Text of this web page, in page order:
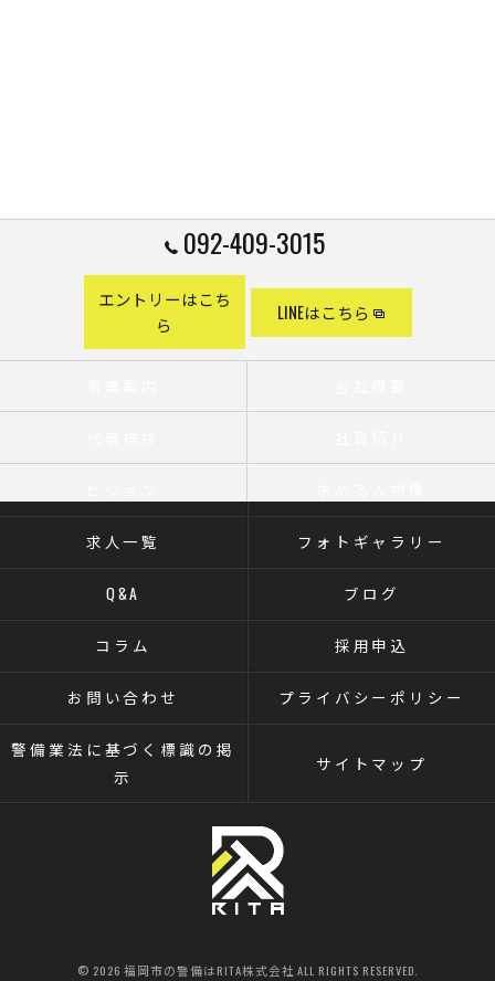
092-409-3015
エントリーはこち
ら
LINEはこちら
求人一覧 フォトギャラリー
Q&A ブログ
コラム 採用申込
お問い合わせ プライバシーポリシー
警備業法に基づく標識の掲
示
サイトマップ
© 2026 福岡市の警備はRITA株式会社 ALL RIGHTS RESERVED.